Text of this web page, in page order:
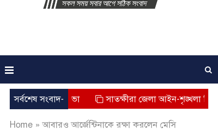
সর্বশেষ সংবাদ-
সমাপনী সভা সাতক্ষীরা জেলা আইন-শৃঙ্খলা বিষয়ক
Home »আবারও আর্জেন্টিনাকে রক্ষা করলেন মেসি